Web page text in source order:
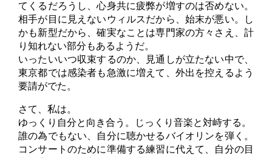
てくるだろうし、心身共に疲弊が増すのは否めない。
相手が目に見えないウィルスだから、始末が悪い。し
かも新型だから、確実なことは専門家の方々さえ、計
り知れない部分もあるようだ。
いったいいつ収束するのか、見通しが立たない中で、
東京都では感染者も急激に増えて、外出を控えるよう
要請がでた。
さて、私は。
ゆっくり自分と向き合う。じっくり音楽と対峙する。
誰の為でもない、自分に聴かせるバイオリンを弾く。
コンサートのために準備する練習に代えて、自分の目